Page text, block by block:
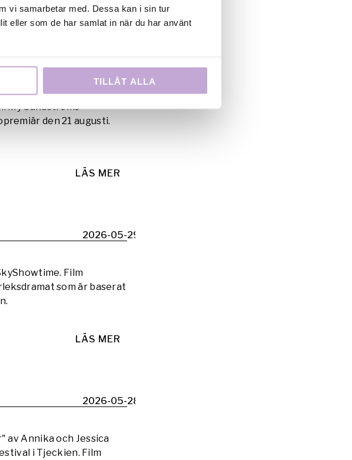
vi samarbetar med. Dessa kan i sin tur
eller som de har samlat in när du har använt
TILLÅT ALLA
2026-06-10
My Sandströms
den 21 augusti.
LÄS MER
2026-05-29
Film
som är baserat
LÄS MER
2026-05-28
av Annika och Jessica
i Tjeckien. Film